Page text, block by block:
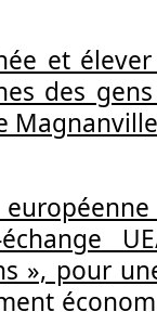
et
des
», pour